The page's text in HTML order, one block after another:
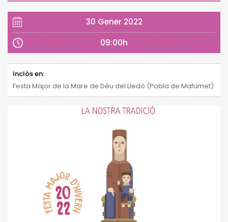
30 Gener 2022
09:00h
Inclòs en:
Festa Major de la Mare de Déu del Lledó (Pobla de Mafumet)